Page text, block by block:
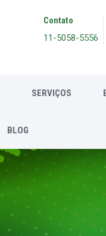
Contato
11-5058-5556
SERVIÇOS
BLOG